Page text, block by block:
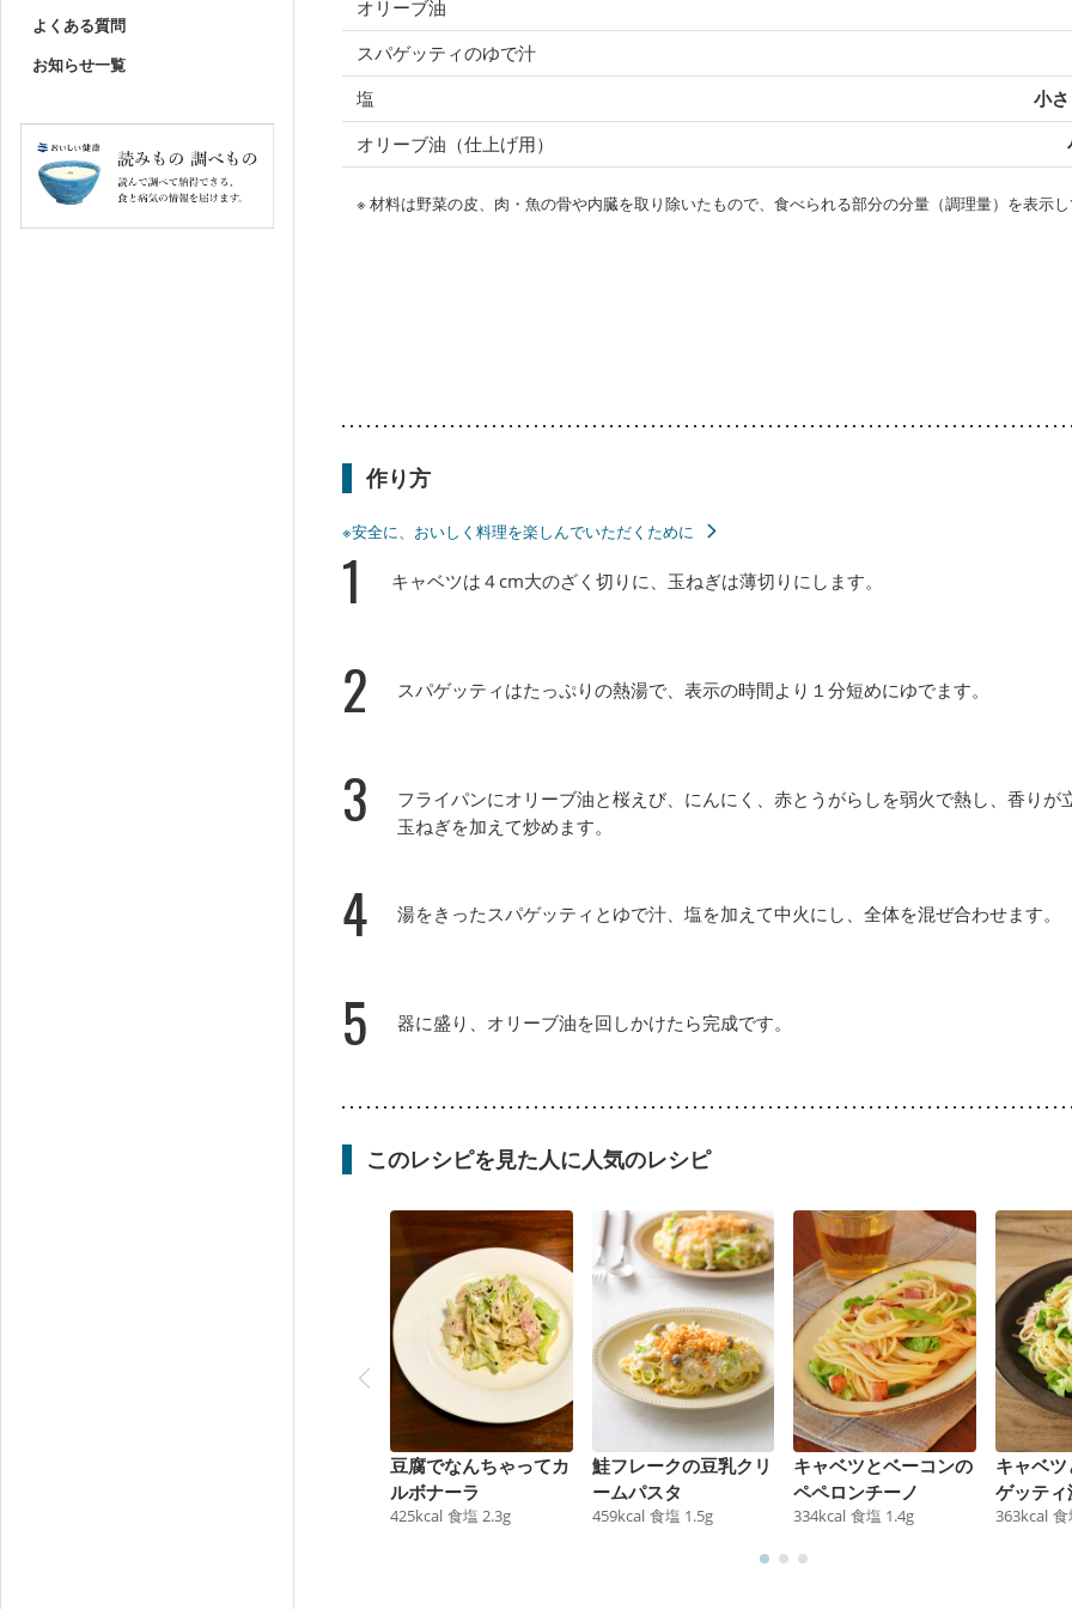
よくある質問
お知らせ一覧
オリーブ油
スパゲッティのゆで汁
塩
小
オリーブ油（仕上げ用）
※ 材料は野菜の皮、肉・魚の骨や内臓を取り除いたもので、食べられる部分の分量（調理量）を表示し
作り方
※安全に、おいしく料理を楽しんでいただくために
1 キャベツは４cm大のざく切りに、玉ねぎは薄切りにします。
2 スパゲッティはたっぷりの熱湯で、表示の時間より１分短めにゆでます。
3
フライパンにオリーブ油と桜えび、にんにく、赤とうがらしを弱火で熱し、香りが
玉ねぎを加えて炒めます。
4 湯をきったスパゲッティとゆで汁、塩を加えて中火にし、全体を混ぜ合わせます。
5 器に盛り、オリーブ油を回しかけたら完成です。
このレシピを見た人に人気のレシピ
豆腐でなんちゃってカ
ルボナーラ
425kcal 食塩 2.3g
鮭フレークの豆乳クリ
ームパスタ
459kcal 食塩 1.5g
キャベツとベーコンの
ペペロンチーノ
334kcal 食塩 1.4g
キャベ
ゲッテ
363kcal 食